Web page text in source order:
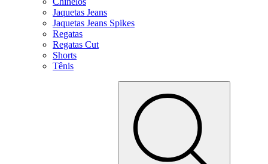
Jaquetas Jeans
Jaquetas Jeans Spikes
Regatas
Regatas Cut
Shorts
Tênis